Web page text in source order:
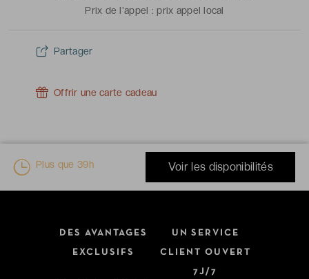
Prix de l'appel :prix appel local
Partager
Offrir une carte cadeau
Plus que 39h Voir les disponibilités
DES AVANTAGES
EXCLUSIFS
UN SERVICE
CLIENT OUVERT
7J/7